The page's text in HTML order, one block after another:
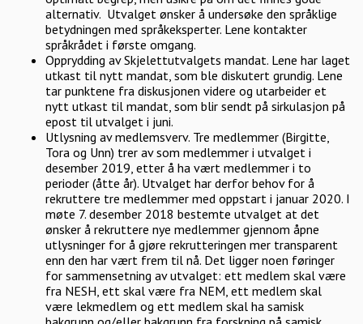
alternativ. Utvalget ønsker å undersøke den språklige
betydningen med språkeksperter. Lene kontakter
språkrådet i første omgang.
Opprydding av Skjelettutvalgets mandat. Lene har laget
utkast til nytt mandat, som ble diskutert grundig. Lene
tar punktene fra diskusjonen videre og utarbeider et
nytt utkast til mandat, som blir sendt på sirkulasjon på
epost til utvalget i juni.
Utlysning av medlemsverv. Tre medlemmer (Birgitte,
Tora og Unn) trer av som medlemmer i utvalget i
desember 2019, etter å ha vært medlemmer i to
perioder (åtte år). Utvalget har derfor behov for å
rekruttere tre medlemmer med oppstart i januar 2020. I
møte 7. desember 2018 bestemte utvalget at det
ønsker å rekruttere nye medlemmer gjennom åpne
utlysninger for å gjøre rekrutteringen mer transparent
enn den har vært frem til nå. Det ligger noen føringer
for sammensetning av utvalget: ett medlem skal være
fra NESH, ett skal være fra NEM, ett medlem skal
være lekmedlem og ett medlem skal ha samisk